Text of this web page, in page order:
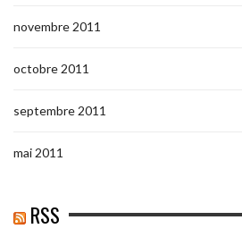
novembre 2011
octobre 2011
septembre 2011
mai 2011
RSS